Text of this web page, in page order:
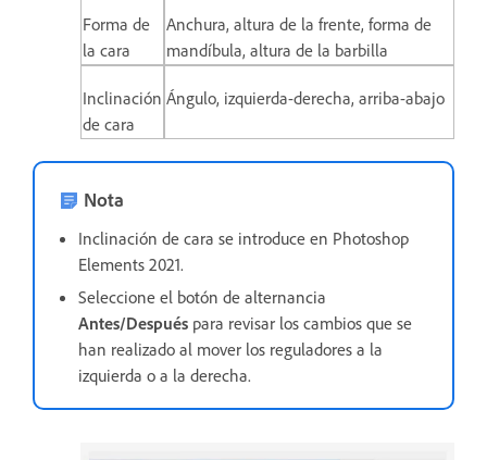
Forma de
la cara
Anchura, altura de la frente, forma de
mandíbula, altura de la barbilla
Inclinación
de cara
Ángulo, izquierda-derecha, arriba-abajo
Nota
Inclinación de cara se introduce en Photoshop
Elements 2021.
Seleccione el botón de alternancia
Antes/Después para revisar los cambios que se
han realizado al mover los reguladores a la
izquierda o a la derecha.